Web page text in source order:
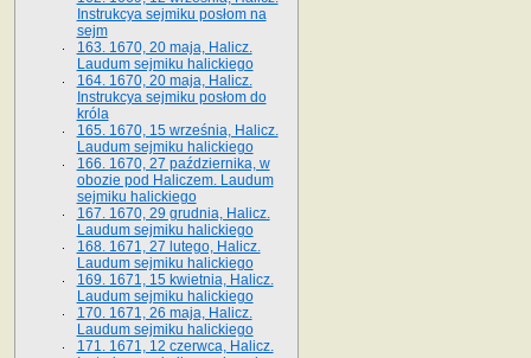
Instrukcya sejmiku posłom na
sejm
163. 1670, 20 maja, Halicz.
Laudum sejmiku halickiego
164. 1670, 20 maja, Halicz.
Instrukcya sejmiku posłom do
króla
165. 1670, 15 września, Halicz.
Laudum sejmiku halickiego
166. 1670, 27 października, w
obozie pod Haliczem. Laudum
sejmiku halickiego
167. 1670, 29 grudnia, Halicz.
Laudum sejmiku halickiego
168. 1671, 27 lutego, Halicz.
Laudum sejmiku halickiego
169. 1671, 15 kwietnia, Halicz.
Laudum sejmiku halickiego
170. 1671, 26 maja, Halicz.
Laudum sejmiku halickiego
171. 1671, 12 czerwca, Halicz.